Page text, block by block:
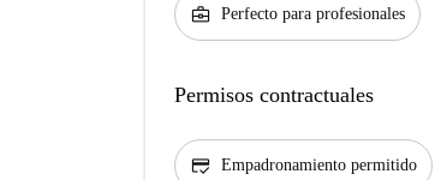
business_center Perfecto para profesionales
Permisos contractuales
credit_score Empadronamiento permitido